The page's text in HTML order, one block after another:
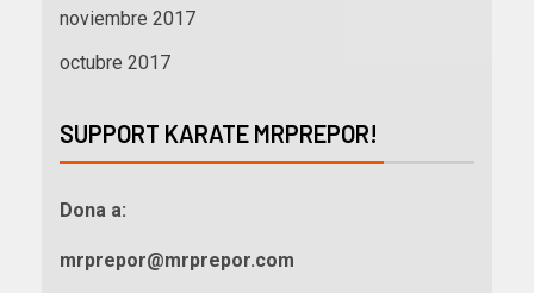
noviembre 2017
octubre 2017
SUPPORT KARATE MRPREPOR!
Dona a:
mrprepor@mrprepor.com